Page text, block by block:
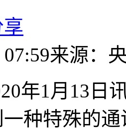
来源：
年1月13日
种特殊的